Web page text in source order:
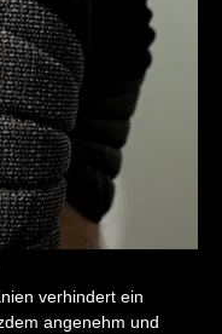
verhindert ein
angenehm und